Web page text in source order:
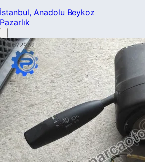
İstanbul, Anadolu Beykoz
Pazarlık